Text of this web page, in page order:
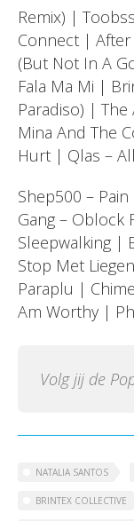
Remix) |
Connect | After
(But Not In A
Fala Ma Mi |
Paradiso) | The
Mina And The
Hurt | Qlas –
Shep500 –
Gang – Oblock
Sleepwalking |
Stop Met
Paraplu |
Am Worthy |
Volg jij de
NATALIA SANTOS
BRINTEX COLLECTIVE